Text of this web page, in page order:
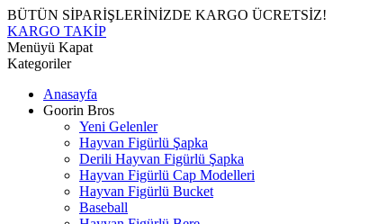
BÜTÜN SİPARİŞLERİNİZDE KARGO ÜCRETSİZ!
KARGO TAKİP
Menüyü Kapat
Kategoriler
Anasayfa
Goorin Bros
Yeni Gelenler
Hayvan Figürlü Şapka
Derili Hayvan Figürlü Şapka
Hayvan Figürlü Cap Modelleri
Hayvan Figürlü Bucket
Baseball